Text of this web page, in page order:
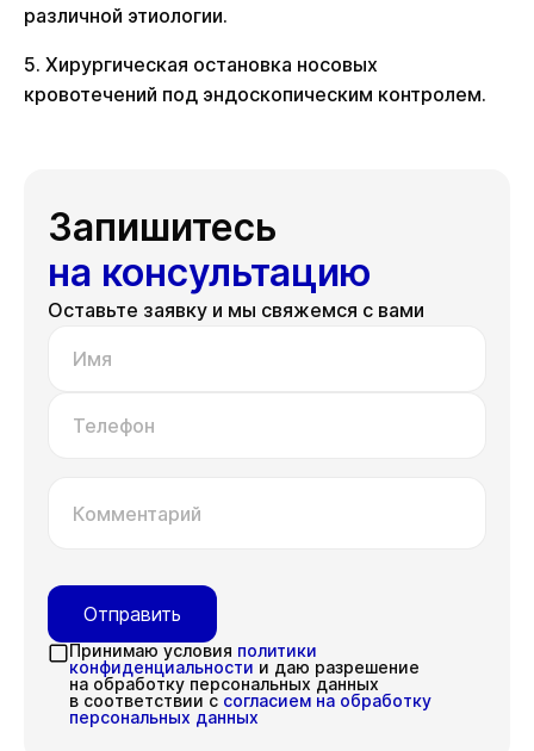
различной этиологии.
5. Хирургическая остановка носовых
кровотечений под эндоскопическим контролем.
Запишитесь
на консультацию
Оставьте заявку и мы свяжемся с вами
Имя
Телефон
Комментарий
Принимаю условия политики
конфиденциальности и даю разрешение
на обработку персональных данных
в соответствии с согласием на обработку
персональных данных
Отправить